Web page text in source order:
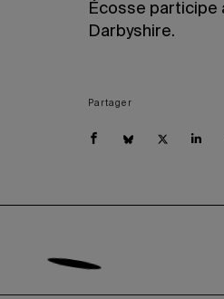
Écosse participe
Darbyshire.
Partager